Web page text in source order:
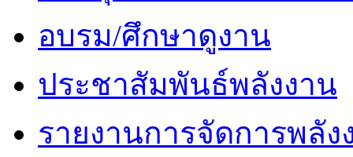
อบรม/ศึกษาดูงาน
ประชาสัมพันธ์พลังงาน
รายงานการจัดการพลัง